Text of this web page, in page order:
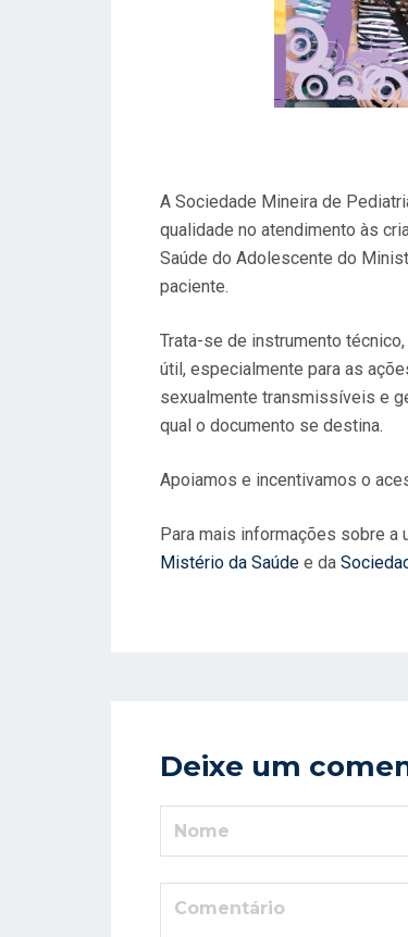
A Sociedade Mineira de
qualidade no atendimento às
Saúde do Adolescente do
paciente.
Trata-se de instrumento
útil, especialmente para as
sexualmente transmissíveis e
qual o documento se destina.
Apoiamos e incentivamos o
Para mais informações sobre a
Mistério da Saúde e da
Deixe um